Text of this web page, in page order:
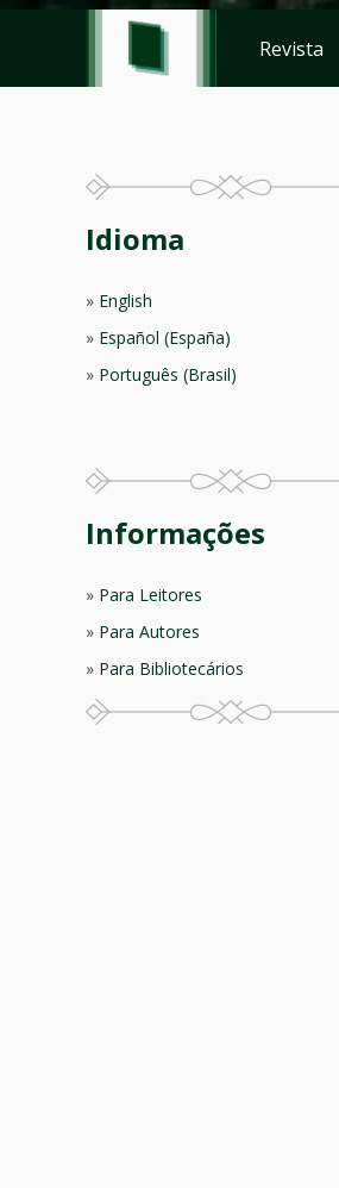
Revista
Idioma
English
Español (España)
Português (Brasil)
Informações
Para Leitores
Para Autores
Para Bibliotecários